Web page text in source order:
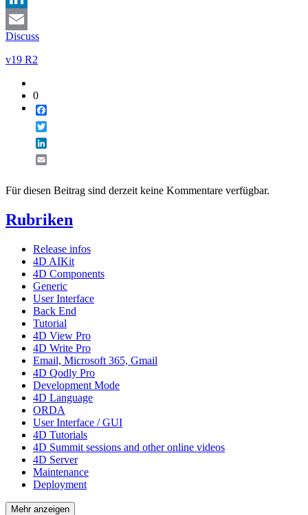
LinkedIn
Email
Discuss
v19 R2
0
Für diesen Beitrag sind derzeit keine Kommentare verfügbar.
Rubriken
Release infos
4D AIKit
4D Components
Generic
User Interface
Back End
Tutorial
4D View Pro
4D Write Pro
Email, Microsoft 365, Gmail
4D Qodly Pro
Development Mode
4D Language
ORDA
User Interface / GUI
4D Tutorials
4D Summit sessions and other online videos
4D Server
Maintenance
Deployment
Mehr anzeigen